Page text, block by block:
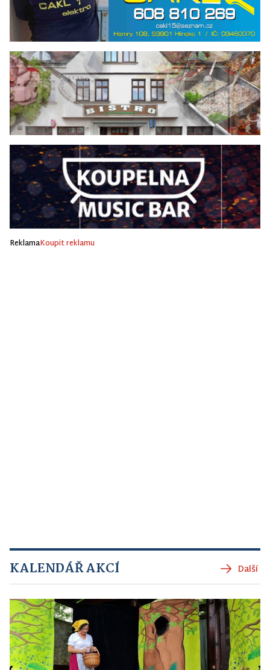
ReklamaKoupit reklamu
KALENDÁŘ AKCÍ Další